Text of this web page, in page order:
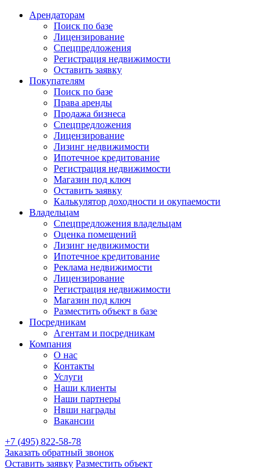
Арендаторам
Поиск по базе
Лицензирование
Спецпредложения
Регистрация недвижимости
Оставить заявку
Покупателям
Поиск по базе
Права аренды
Продажа бизнеса
Спецпредложения
Лицензирование
Лизинг недвижимости
Ипотечное кредитование
Регистрация недвижимости
Магазин под ключ
Оставить заявку
Калькулятор доходности и окупаемости
Владельцам
Спецпредложения владельцам
Оценка помещений
Лизинг недвижимости
Ипотечное кредитование
Реклама недвижимости
Лицензирование
Регистрация недвижимости
Магазин под ключ
Разместить объект в базе
Посредникам
Агентам и посредникам
Компания
О нас
Контакты
Услуги
Наши клиенты
Наши партнеры
Нвши награды
Вакансии
+7 (495) 822-58-78
Заказать обратный звонок
Оставить заявку Разместить объект